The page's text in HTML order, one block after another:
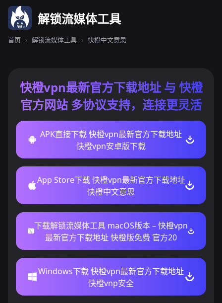
解锁流媒体工具
首页 › 解锁流媒体工具 › 快橙中文意思
快橙vpn最新官方下载地址 与 快橙
官方网站 多协议支持，连接更灵活
APK直接下载 快橙vpn最新官方下载地址
快橙vpn安卓版下载
App Store下载 快橙vpn最新官方下载地址
快橙中文意思
下载解锁流媒体工具 macOS版本 – 快橙vpn
最新官方下载地址 快橙版免费 官方20
Windows下载 快橙vpn最新官方下载地址
快橙vnp安全